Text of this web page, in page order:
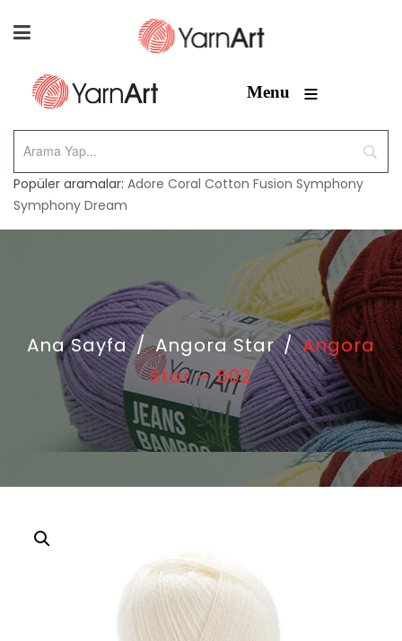
Menu ≡
Popüler aramalar: Adore Coral Cotton Fusion Symphony
Symphony Dream
Ana Sayfa / Angora Star / Angora
Star – 502